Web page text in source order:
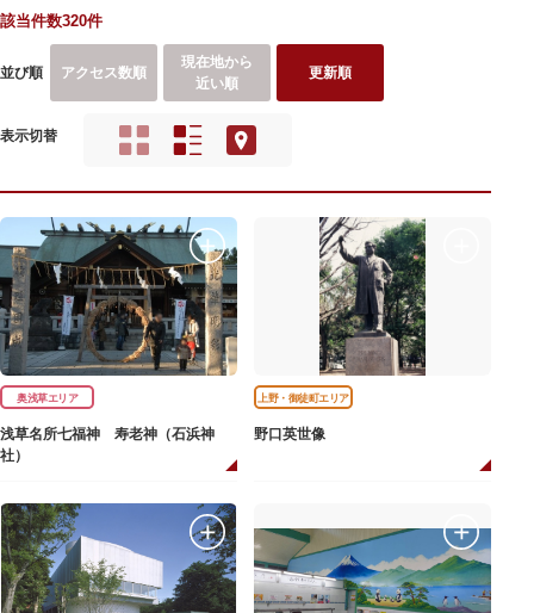
該当件数320件
並び順 アクセス数順
現在地から
近い順
更新順
表示切替
奥浅草エリア
浅草名所七福神 寿老神（石浜神
社）
上野・御徒町エリア
野口英世像